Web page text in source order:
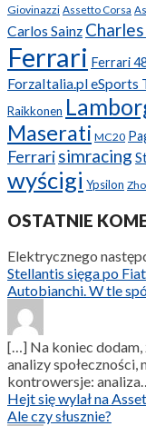
Giovinazzi Assetto Corsa
Carlos Sainz
Ferrari Ferrari
ForzaItalia.pl eSports
Raikkonen
Maserati MC20
Ferrarisimracing
wyścigi Ypsilon
OSTATNIE
Elektrycznego
Stellantis sięga po
Autobianchi. W tle
[…] Na koniec
analizy społeczności,
kontrowersje:
Hejt się wylał na
Ale czy słusznie?